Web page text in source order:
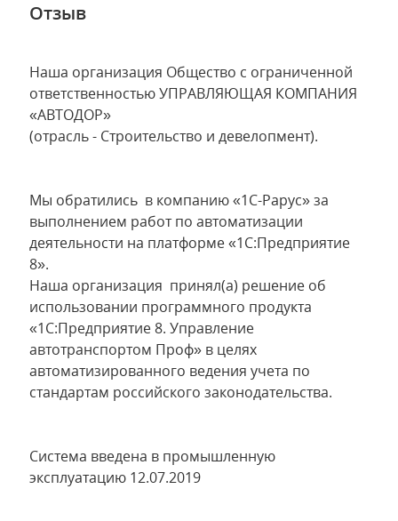
Отзыв
Наша организация Общество с ограниченной
ответственностью УПРАВЛЯЮЩАЯ КОМПАНИЯ
«АВТОДОР»
(отрасль - Строительство и девелопмент).
Мы обратились в компанию «1С-Рарус» за
выполнением работ по автоматизации
деятельности на платформе «1С:Предприятие
8».
Наша организация принял(а) решение об
использовании программного продукта
«1С:Предприятие 8. Управление
автотранспортом Проф» в целях
автоматизированного ведения учета по
стандартам российского законодательства.
Система введена в промышленную
эксплуатацию 12.07.2019